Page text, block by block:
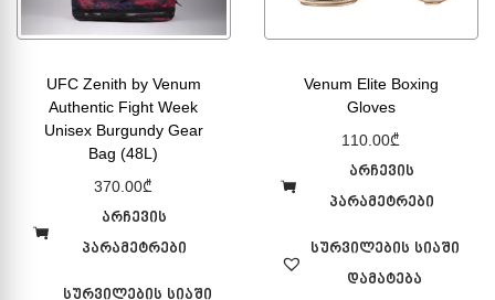
UFC Zenith by Venum
Authentic Fight Week
Unisex Burgundy Gear
Bag (48L)
370.00₾
არჩევის
პარამეტრები
სურვილების სიაში
Venum Elite Boxing
Gloves
110.00₾
არჩევის
პარამეტრები
სურვილების სიაში
დამატება